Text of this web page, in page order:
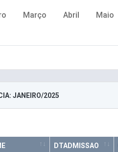
Março Abril Maio
JANEIRO/2025
DTADMISSAO